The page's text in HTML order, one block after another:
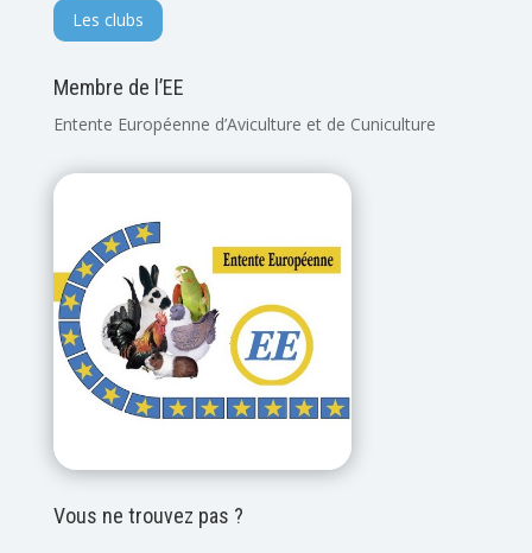
Les clubs
Membre de l’EE
Entente Européenne d’Aviculture et de Cuniculture
Vous ne trouvez pas ?